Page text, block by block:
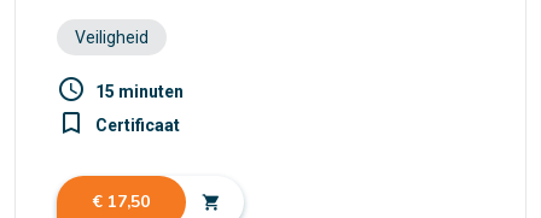
Veiligheid
access_time 15 minuten
turned_in_not Certificaat
€ 17,50 shopping_cart